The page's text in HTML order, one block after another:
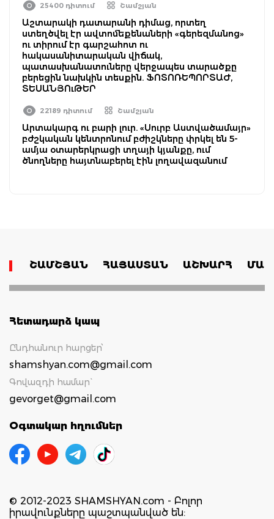
25400 դիտում Շամշյան
Աշտարակի դատարանի դիմաց, որտեղ
ստեղծվել էր ավտոմեքենաների «գերեզմանոց»
ու տիրում էր գարշահոտ ու
հակասանիտարական վիճակ,
պատասխանատուները վերջապես տարածքը
բերեցին նախկին տեսքին. ՖՈՏՈՌԵՊՈՐՏԱԺ,
ՏԵՍԱՆՅՈւԹԵՐ
22189 դիտում Շամշյան
Արտակարգ ու բարի լուր. «Սուրբ Աստվածամայր»
բժշկական կենտրոնում բժիշկները փրկել են 5-
ամյա օտարերկրացի տղայի կյանքը, ում
ծնողները հայտնաբերել էին լողավազանում
ՇԱՄՇՅԱՆ ՀԱՅԱՍՏԱՆ ԱՇԽԱՐՀ
Հետադարձ կապ
Ընդհանուր հարցեր՝
shamshyan.com@gmail.com
Գովազդի համար`
gevorget@gmail.com
Օգտակար հղումներ
© 2012-2023 SHAMSHYAN.com - Բոլոր
իրավունքները պաշտպանված են: